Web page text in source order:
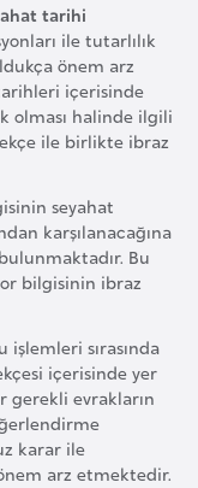
tarihi
ile tutarlılık
önem arz
içerisinde
olması halinde ilgili
ile birlikte ibraz
seyahat
karşılanacağına
Bu
bilgisinin ibraz
işlemleri sırasında
içerisinde yer
evrakların
karar ile
arz etmektedir.